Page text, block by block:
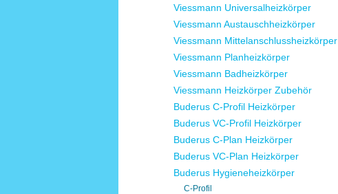
Viessmann Universalheizkörper
Viessmann Austauschheizkörper
Viessmann Mittelanschlussheizkörper
Viessmann Planheizkörper
Viessmann Badheizkörper
Viessmann Heizkörper Zubehör
Buderus C-Profil Heizkörper
Buderus VC-Profil Heizkörper
Buderus C-Plan Heizkörper
Buderus VC-Plan Heizkörper
Buderus Hygieneheizkörper
C-Profil